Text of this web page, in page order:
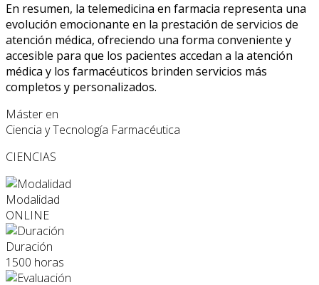
En resumen, la telemedicina en farmacia representa una
evolución emocionante en la prestación de servicios de
atención médica, ofreciendo una forma conveniente y
accesible para que los pacientes accedan a la atención
médica y los farmacéuticos brinden servicios más
completos y personalizados.
Máster en
Ciencia y Tecnología Farmacéutica
CIENCIAS
Modalidad
ONLINE
Duración
1500 horas